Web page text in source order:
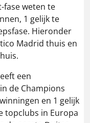
fase weten te
1 gelijk te
Hieronder
Madrid thuis en
een
de Champions
en 1 gelijk
topclubs in Europa